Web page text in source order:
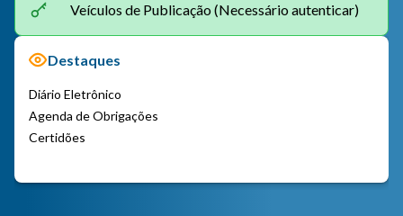
Veículos de Publicação (Necessário autenticar)
Destaques
Diário Eletrônico
Agenda de Obrigações
Certidões